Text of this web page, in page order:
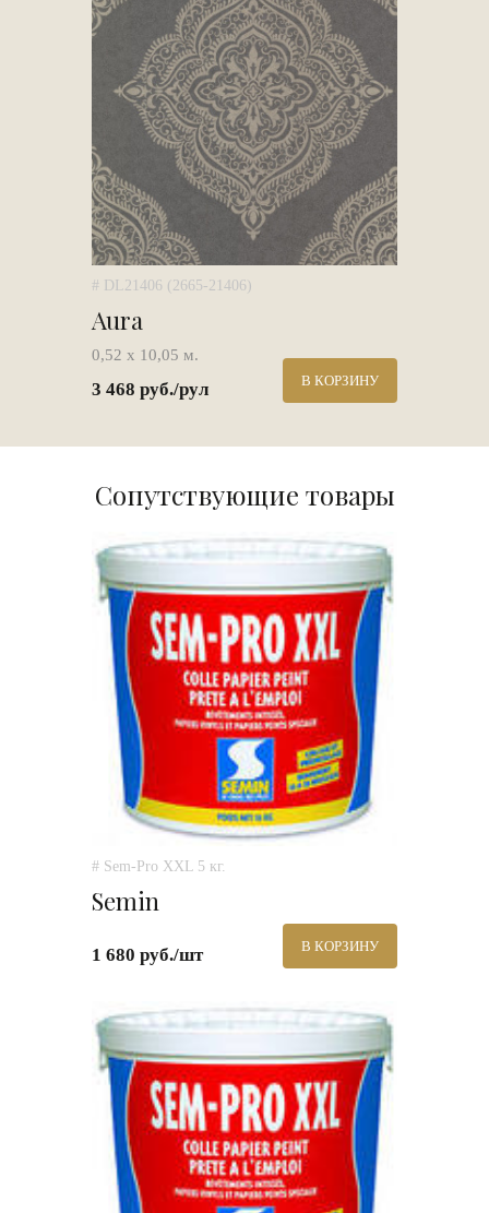
# DL21406 (2665-21406)
Aura
0,52 х 10,05 м.
3 468 руб./рул В КОРЗИНУ
Сопутствующие товары
# Sem-Pro XXL 5 кг.
Semin
1 680 руб./шт В КОРЗИНУ